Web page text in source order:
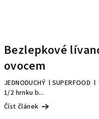
Bezlepkové
ovocem
JEDNODUCHÝ l
1/2 hrnku b...
Číst článek